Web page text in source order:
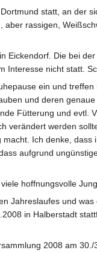
statt, an der
rassigen,
Eickendorf. Die bei
Interesse nicht statt.
ein und
und deren
Fütterung und
verändert werden
Ich denke,
aufgrund
hoffnungsvolle
Jahreslaufes und
in Halberstadt
2008 am